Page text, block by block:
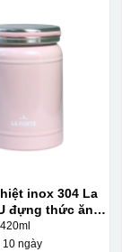
inox 304 La
– 012348
420ml
10 ngày